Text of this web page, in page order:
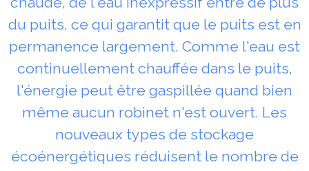
du puits, ce qui garantit que le puits est en
permanence largement. Comme l'eau est
continuellement chauffée dans le puits,
l'énergie peut être gaspillée quand bien
même aucun robinet n'est ouvert. Les
nouveaux types de stockage
écoénergétiques réduisent le nombre de